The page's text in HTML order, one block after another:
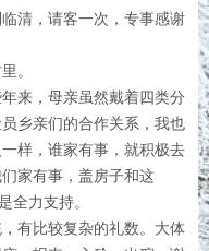
清，请客一次，专事感谢
。
来，母亲虽然戴着四类分
乡亲们的合作关系，我也
样，谁家有事，就积极去
家有事，盖房子和这
全力支持。
有比较复杂的礼数。大体